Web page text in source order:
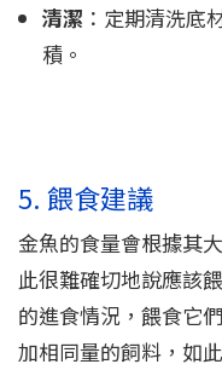
清潔 ：定期清洗底
積。
5. 餵食建議
金魚的食量會根據其
此很難確切地說應該
的進食情況，餵食它
加相同量的飼料，如